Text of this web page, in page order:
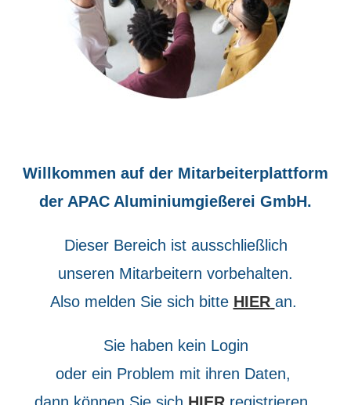
Willkommen auf der Mitarbeiterplattform
der APAC Aluminiumgießerei GmbH.
Dieser Bereich ist ausschließlich
unseren Mitarbeitern vorbehalten.
Also melden Sie sich bitte HIER an.
Sie haben kein Login
oder ein Problem mit ihren Daten,